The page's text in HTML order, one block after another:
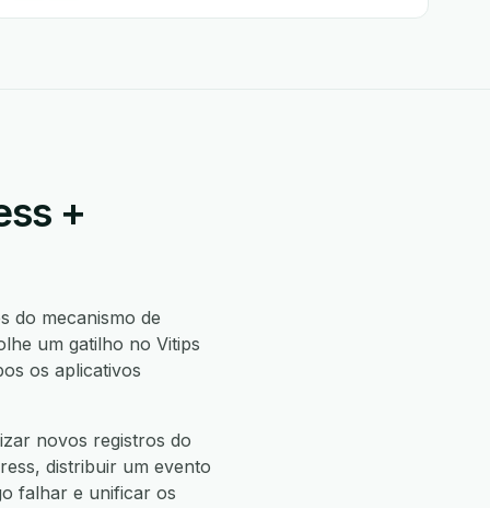
+
do mecanismo de
um gatilho no Vitips
os aplicativos
novos registros do
distribuir um evento
falhar e unificar os